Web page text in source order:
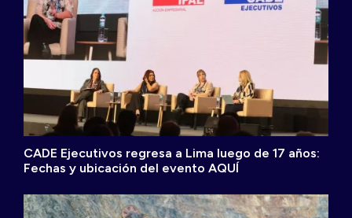
CADE Ejecutivos regresa a Lima luego de 17 años:
Fechas y ubicación del evento AQUÍ